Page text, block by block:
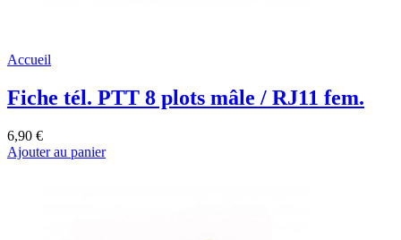
Accueil
Fiche tél. PTT 8 plots mâle / RJ11 fem.
6,90 €
Ajouter au panier